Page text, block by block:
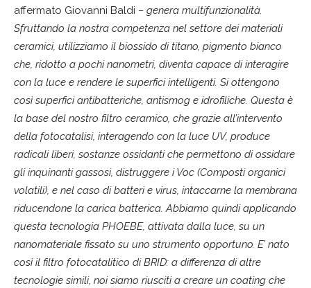
affermato Giovanni Baldi – genera multifunzionalità.
Sfruttando la nostra competenza nel settore dei materiali
ceramici, utilizziamo il biossido di titano, pigmento bianco
che, ridotto a pochi nanometri, diventa capace di interagire
con la luce e rendere le superfici intelligenti. Si ottengono
così superfici antibatteriche, antismog e idrofiliche. Questa è
la base del nostro filtro ceramico, che grazie all’intervento
della fotocatalisi, interagendo con la luce UV, produce
radicali liberi, sostanze ossidanti che permettono di ossidare
gli inquinanti gassosi, distruggere i Voc (Composti organici
volatili), e nel caso di batteri e virus, intaccarne la membrana
riducendone la carica batterica. Abbiamo quindi applicando
questa tecnologia PHOEBE, attivata dalla luce, su un
nanomateriale fissato su uno strumento opportuno. E’ nato
così il filtro fotocatalitico di BRID: a differenza di altre
tecnologie simili, noi siamo riusciti a creare un coating che